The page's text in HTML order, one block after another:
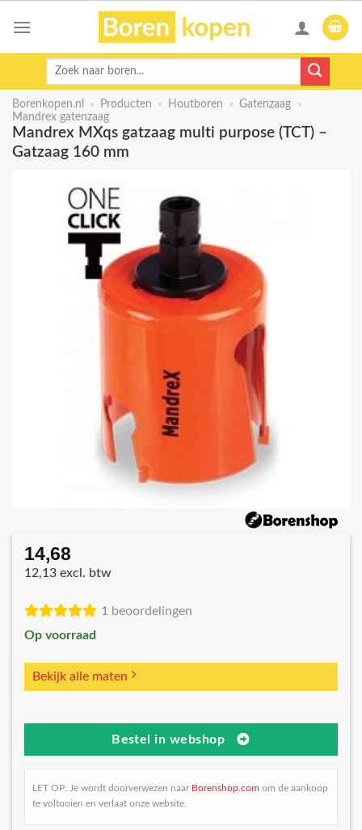
Zoeken
Borenkopen.nl » Producten » Houtboren » Gatenzaag
»
Mandrex gatenzaag
Mandrex MXqs gatzaag multi purpose (TCT) –
Gatzaag 160 mm
14,68
12,13 excl. btw
1 beoordelingen
Op voorraad
Bekijk alle maten
Bestel in webshop
LET OP: Je wordt doorverwezen naar Borenshop.com om de aankoop
te voltooien en verlaat onze website.